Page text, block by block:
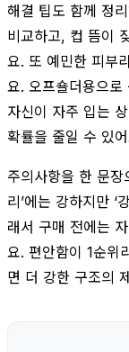
해결 팁도 함께 정
비교하고, 컵 뜸이
요. 또 예민한 피부
요. 오프숄더용으로
자신이 자주 입는
확률을 줄일 수 있
주의사항을 한 문장
리’에는 강하지만 ‘
래서 구매 전에는
요. 편안함이 1순위
면 더 강한 구조의